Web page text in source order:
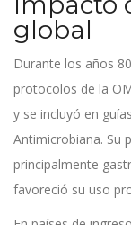
global
Durante los años
protocolos de la
y se incluyó en
Antimicrobiana. Su
principalmente
favoreció su uso